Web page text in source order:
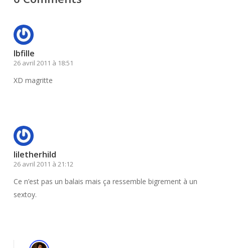
lbfille
26 avril 2011 à 18:51
XD magritte
liletherhild
26 avril 2011 à 21:12
Ce n’est pas un balais mais ça ressemble bigrement à un
sextoy.